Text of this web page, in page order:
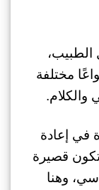
مختلفة
والكلام.
في إعادة
تكون قصيرة
وهنا